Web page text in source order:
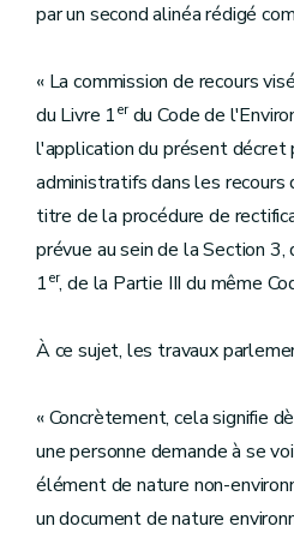
par un second alinéa rédigé
« La commission de recours
du Livre 1erdu Code de
l'application du présent décret
administratifs dans les recours
titre de la procédure de
prévue au sein de la Section 3,
1er, de la Partie III du même
À ce sujet, les travaux
« Concrètement, cela signifie
une personne demande à se
élément de nature non-
un document de nature